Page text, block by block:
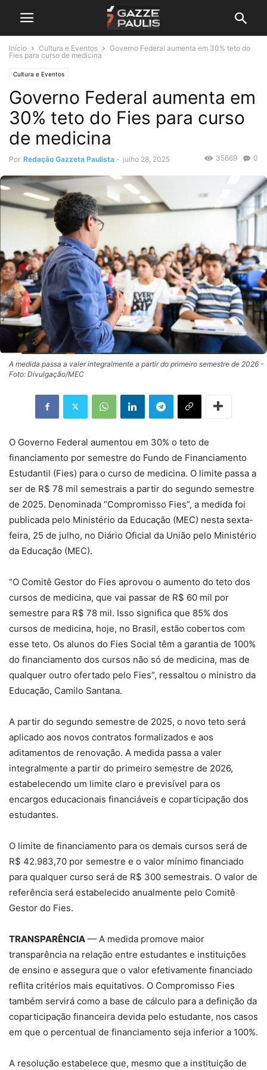
Início Cultura e Eventos
Governo Federal aumenta em 30% teto do
Fies para curso de medicina
Cultura e Eventos
Governo Federal aumenta em
30% teto do Fies para curso
de medicina
Por Redação Gazzeta Paulista - julho 28, 2025 0
35669
A medida passa a valer integralmente a partir do primeiro semestre de 2026 -
Foto: Divulgação/MEC
O Governo Federal aumentou em 30% o teto de
financiamento por semestre do Fundo de Financiamento
Estudantil (Fies) para o curso de medicina. O limite passa a
ser de R$ 78 mil semestrais a partir do segundo semestre
de 2025. Denominada “Compromisso Fies”, a medida foi
publicada pelo Ministério da Educação (MEC) nesta sexta-
feira, 25 de julho, no Diário Oficial da União pelo Ministério
da Educação (MEC).
“O Comitê Gestor do Fies aprovou o aumento do teto dos
cursos de medicina, que vai passar de R$ 60 mil por
semestre para R$ 78 mil. Isso significa que 85% dos
cursos de medicina, hoje, no Brasil, estão cobertos com
esse teto. Os alunos do Fies Social têm a garantia de 100%
do financiamento dos cursos não só de medicina, mas de
qualquer outro ofertado pelo Fies”, ressaltou o ministro da
Educação, Camilo Santana.
A partir do segundo semestre de 2025, o novo teto será
aplicado aos novos contratos formalizados e aos
aditamentos de renovação. A medida passa a valer
integralmente a partir do primeiro semestre de 2026,
estabelecendo um limite claro e previsível para os
encargos educacionais financiáveis e coparticipação dos
estudantes.
O limite de financiamento para os demais cursos será de
R$ 42.983,70 por semestre e o valor mínimo financiado
para qualquer curso será de R$ 300 semestrais. O valor de
referência será estabelecido anualmente pelo Comitê
Gestor do Fies.
TRANSPARÊNCIA — A medida promove maior
transparência na relação entre estudantes e instituições
de ensino e assegura que o valor efetivamente financiado
reflita critérios mais equitativos. O Compromisso Fies
também servirá como a base de cálculo para a definição da
coparticipação financeira devida pelo estudante, nos casos
em que o percentual de financiamento seja inferior a 100%.
A resolução estabelece que, mesmo que a instituição de